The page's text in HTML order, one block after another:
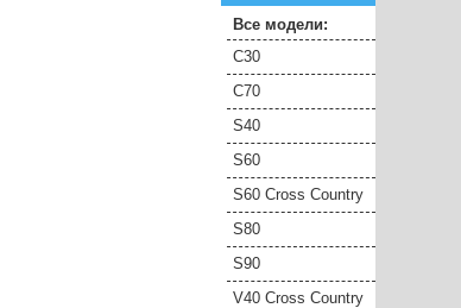
Все модели:
C30
C70
S40
S60
S60 Cross Country
S80
S90
V40 Cross Country